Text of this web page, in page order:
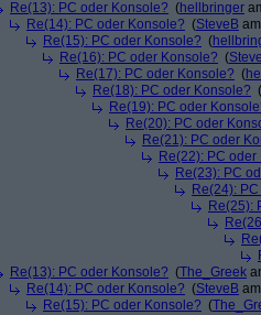
Re(13): PC oder Konsole? (hellbringer
Re(14): PC oder Konsole? (SteveB
Re(15): PC oder Konsole? (
Re(16): PC oder Konsole? (
Re(17): PC oder Konsole? (
Re(18): PC oder Konsole? (
Re(19): PC oder
Re(20): PC oder
Re(21): PC oder
Re(22): PC
Re(23): PC
Re(24):
Re(25):
Re(13): PC oder Konsole? (The_Greek
Re(14): PC oder Konsole? (SteveB
Re(15): PC oder Konsole? (